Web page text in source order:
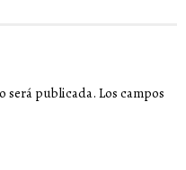
será publicada. Los campos